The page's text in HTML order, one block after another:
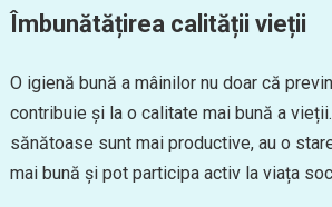
Îmbunătățirea calității vieții
O igienă bună a mâinilor nu doar că
contribuie și la o calitate mai bună a
sănătoase sunt mai productive, au o
mai bună și pot participa activ la viața